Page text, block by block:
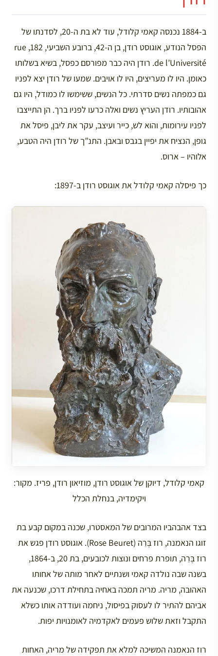
ב-1884 נכנסה קאמי קלודל, עוד לא בת ה-20, לסדנתו של
הפסל הנודע, אוגוסט רודן, בן ה-42, ברובע השביעי, 182, rue
de l’Université. רודן היה כבר מפורסם כפסל, בשיא בשלותו
כאומן. היו לו מעריצים, היו לו אויבים. שמעו של רודן יצא לפניו
גם כמפתה נשים סדרתי. כל הנשים, ששימשו לו כמודל, היו גם
אהובותיו. רודן העריץ נשים ואלה כרעו לפניו ברך. הן התייצבו
לפניו עירומות, והוא לש, כייר ועיצב, עקר את ליבן, פיסל את
גופן, הנציח את יפיין בגבס ובאבן. התנ”ך של רודן היה הטבע,
אלוהיו – ארוס.
כך פיסלה קאמי קלודל את אוגוסט רודן ב-1897:
קאמי קלודל, דיוקן של אוגוסט רודן, מוזיאון רודן, פריז. מקור:
ויקימדיה, בנחלת הכלל
בצד אהבהביו המרובים של המאסטרו, שכנה במקום קבע בת
זוגו הנאמנה, רוז בֶּרֵה (Rose Beuret). אוגוסט רודן פגש את
רוז בֶּרֵה, תופרת פרחים ונוצות לכובעים, בת 20, ב-1864,
בשנה שבה נולדה קאמי ושנתיים לאחר מותה של אחותו
האהובה, מריה. מריה תמכה באחיה בתחילת דרכו, שכנעה את
אביהם להתיר לו לעסוק בפיסול, ניחמה ועודדה אותו כשלא
התקבל וזאת שלוש פעמים לאקדמיה לאומנויות יפות.
רוז הנאמנה המשיכה למלא את תפקידה של מריה, האחות